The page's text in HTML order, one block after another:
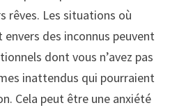
rêves. Les situations où
des inconnus peuvent
dont vous n’avez pas
inattendus qui pourraient
Cela peut être une anxiété